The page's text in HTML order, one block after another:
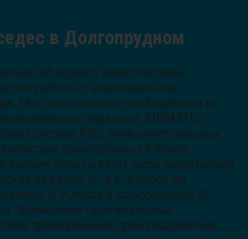
в Долгопрудном
обладают многолетним
работы с инженерными
Мы досконально разбираемся в
подвесок AIRMATIC,
систем ABC, интеллектуальных
электронных блоков
знания охватывают весь модельный
седанов C- и E-Класса до
S-Класса и кроссоверов G-
применяем оригинальные
проверенных производителей.